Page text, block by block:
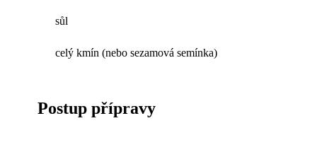
sůl
celý kmín (nebo sezamová semínka)
Postup přípravy